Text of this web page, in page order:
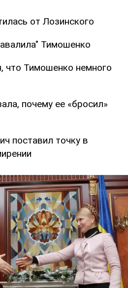
от Лозинского
Тимошенко
что Тимошенко немного
почему ее «бросил»
поставил точку в